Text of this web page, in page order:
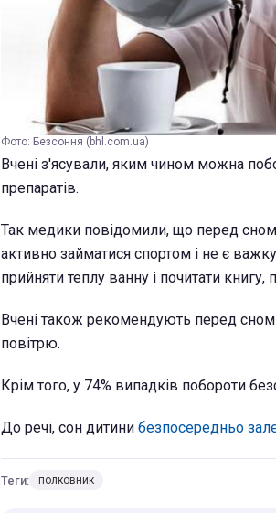
Фото: Безсоння (bhl.com.ua)
Вчені з'ясували, яким чином можна
препаратів.
Так медики повідомили, що перед сном
активно займатися спортом і не є
прийняти теплу ванну і почитати
Вчені також рекомендують перед
повітрю.
Крім того, у 74% випадків побороти
До речі, сон дитини безпосередньо
Теги: полковник